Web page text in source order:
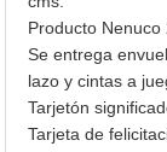
Producto Nenuco
Se entrega
lazo y cintas a
Tarjetón
Tarjeta de